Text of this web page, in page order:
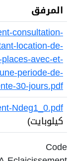
المرفق
consultation-
location-de-
avec-et-
periode-de-
30-jours.pdf
Ndeg1_0.pdf
كيلوبايت)
Code